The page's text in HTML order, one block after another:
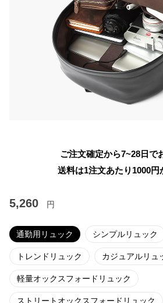
ご注文確定から7~28日で
送料は1注文あたり 1000円
5,260 円
通勤用リュック シンプルリュック
トレンドリュック カジュアルリュ
軽量オックスフォードリュック
ストリートオックスフォードリュック